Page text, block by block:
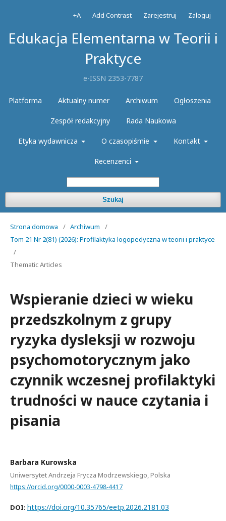
Edukacja Elementarna w Teorii i
Praktyce
e-ISSN 2353-7787
Platforma Aktualny numer Archiwum Ogłoszenia
Zespół redakcyjny Rada Naukowa
Etyka wydawnicza O czasopiśmie Kontakt
Recenzenci
Szukaj
+A Add Contrast Zarejestruj Zaloguj
Strona domowa / Archiwum
/
Tom 21 Nr 2(81) (2026): Profilaktyka logopedyczna w teorii i praktyce
/
Thematic Articles
Wspieranie dzieci w wieku
przedszkolnym z grupy
ryzyka dysleksji w rozwoju
psychomotorycznym jako
czynnik wczesnej profilaktyki
trudności w nauce czytania i
pisania
Barbara Kurowska
Uniwersytet Andrzeja Frycza Modrzewskiego, Polska
https://orcid.org/0000-0003-4798-4417
DOI: https://doi.org/10.35765/eetp.2026.2181.03